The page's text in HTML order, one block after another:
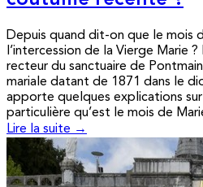
Depuis quand dit-on que le mois
l’intercession de la Vierge Marie
recteur du sanctuaire de
mariale datant de 1871 dans le
apporte quelques explications
particulière qu’est le mois de
Lire la suite →